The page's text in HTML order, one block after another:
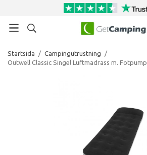
Startsida / Campingutrustning
/
Outwell Classic Singel Luftmadrass m. Fotpump